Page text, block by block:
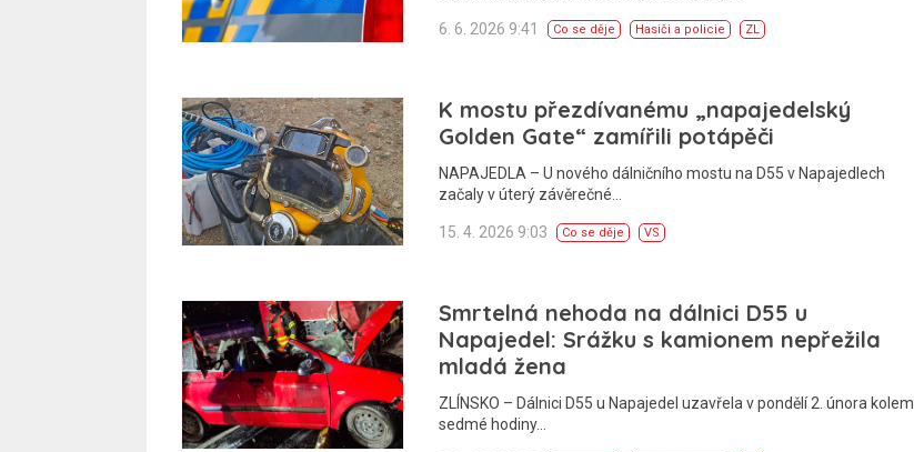
6. 6. 2026 9:41 Co se děje Hasiči a policie ZL
K mostu přezdívanému „napajedelský
Golden Gate“ zamířili potápěči
NAPAJEDLA – U nového dálničního mostu na D55 v Napajedlech
začaly v úterý závěrečné…
15. 4. 2026 9:03 Co se děje VS
Smrtelná nehoda na dálnici D55 u
Napajedel: Srážku s kamionem nepřežila
mladá žena
ZLÍNSKO – Dálnici D55 u Napajedel uzavřela v pondělí 2. února kolem
sedmé hodiny…